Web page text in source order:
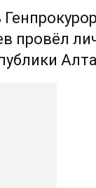
провёл